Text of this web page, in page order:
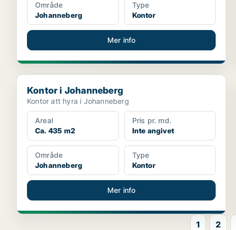
Område
Johanneberg
Type
Kontor
Mer info
Kontor i Johanneberg
Kontor i Johanneberg
Kontor att hyra i Johanneberg
Areal
Ca. 435 m2
Pris pr. md.
Inte angivet
Område
Johanneberg
Type
Kontor
Mer info
1 2